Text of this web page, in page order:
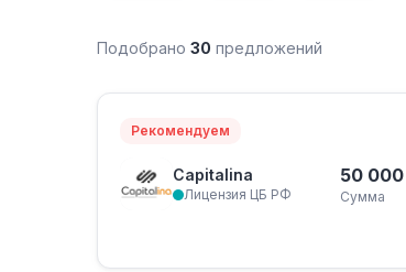
Подобрано 30 предложений
Рекомендуем
Capitalina
Лицензия ЦБ РФ
50
Сумма